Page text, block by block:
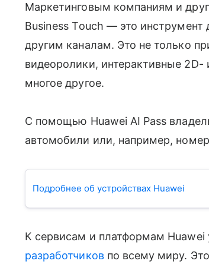
Маркетинговым компаниям и
Business Touch — это
другим каналам. Это не только
видеоролики, интерактивные
многое другое.
С помощью Huawei AI Pass
автомобили или, например,
Подробнее об устройствах Huawei
К сервисам и платформам
разработчиковпо всему миру.